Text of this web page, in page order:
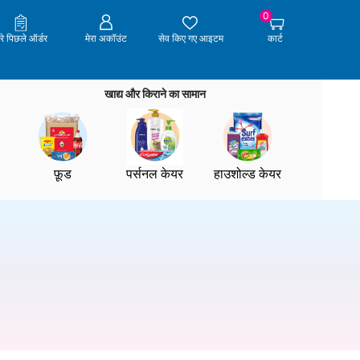
पिछले ऑर्डर मेरा अकॉउंट सेव किए गए आइटम
0
कार्ट
खाद्य और किराने का सामान
फ़ूड पर्सनल केयर हाउशोल्ड केयर